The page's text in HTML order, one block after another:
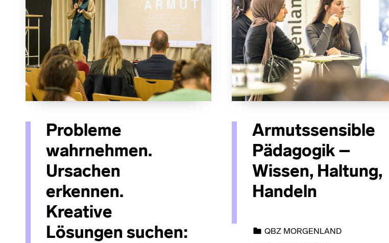
Probleme
wahrnehmen.
Ursachen
erkennen.
Kreative
Lösungen suchen:
Armutssensible
Pädagogik –
Wissen, Haltung,
Handeln
QBZ MORGENLAND